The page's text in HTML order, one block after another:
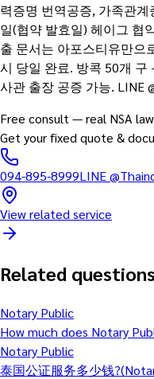
력증명 번역공증, 가족관
일(협약 발효일) 헤이그 협
출 문서는 아포스티유만으
시 당일 완료. 방콕 50개 구
사관 출장 공증 가능. LINE
Free consult — real NSA
Get your fixed quote &
094-895-8999LINE
View related service
Related questions
Notary Public
How much does Notary
Notary Public
泰国公证服务多少钱